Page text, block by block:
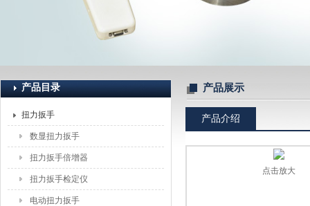
产品目录
扭力扳手
数显扭力扳手
扭力扳手倍增器
扭力扳手检定仪
电动扭力扳手
产品展示
产品介绍
点击放大